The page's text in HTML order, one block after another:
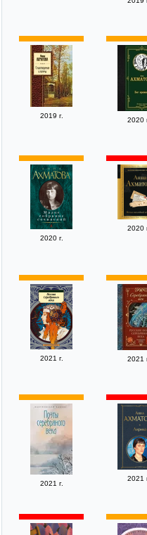
2019 г.
2020
2020 г.
2020
2021 г. 2021
2021 г.
2021